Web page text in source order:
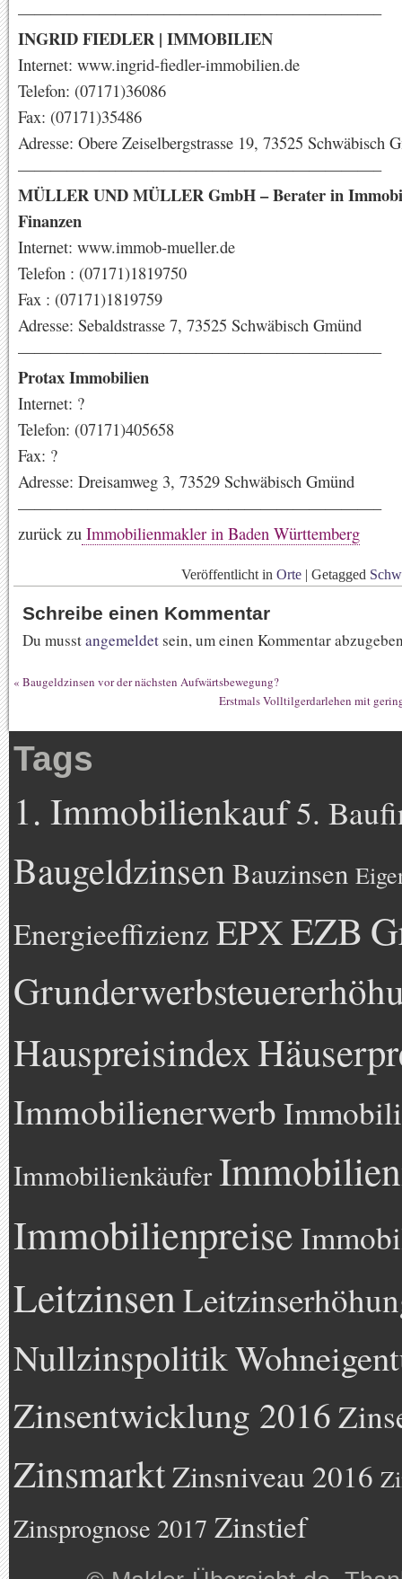
——————————————————————–
INGRID FIEDLER | IMMOBILIEN
Internet: www.ingrid-fiedler-immobilien.de
Telefon: (07171)36086
Fax: (07171)35486
Adresse: Obere Zeiselbergstrasse 19, 73525 Schwäbisch
——————————————————————–
MÜLLER UND MÜLLER GmbH – Berater in
Finanzen
Internet: www.immob-mueller.de
Telefon : (07171)1819750
Fax : (07171)1819759
Adresse: Sebaldstrasse 7, 73525 Schwäbisch Gmünd
——————————————————————–
Protax Immobilien
Internet: ?
Telefon: (07171)405658
Fax: ?
Adresse: Dreisamweg 3, 73529 Schwäbisch Gmünd
——————————————————————–
zurück zu Immobilienmakler in Baden Württemberg
Veröffentlicht in Orte | Getagged
Schreibe einen Kommentar
Du musstangemeldet sein, um einen Kommentar
« Baugeldzinsen vor der nächsten Aufwärtsbewegung?
Erstmals Volltilgerdarlehen mit
Tags
1. Immobilienkauf5.
BaugeldzinsenBauzinsen
Energieeffizienz EPXEZB
Hauspreisindex
Immobilienerwerb
Immobilienkäufer
Immobilienpreise
Leitzinsen
Nullzinspolitik
Zinsentwicklung 2016
ZinsmarktZinsniveau 2016
Zinsprognose 2017 Zinstief